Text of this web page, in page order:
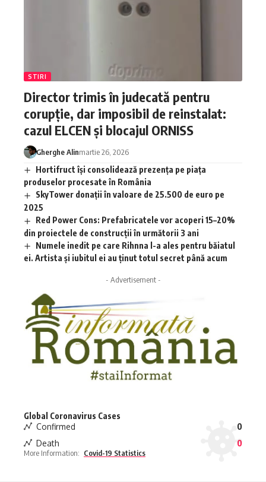
STIRI
Director trimis în judecată pentru
corupție, dar imposibil de reinstalat:
cazul ELCEN și blocajul ORNISS
Gherghe Alinmartie 26, 2026
Hortifruct își consolidează prezența pe piața
produselor procesate în România
SkyTower donații în valoare de 25.500 de euro pe
2025
Red Power Cons: Prefabricatele vor acoperi 15–20%
din proiectele de construcții în următorii 3 ani
Numele inedit pe care Rihnna l-a ales pentru băiatul
ei. Artista și iubitul ei au ținut totul secret până acum
- Advertisement -
Global Coronavirus Cases
Confirmed
0
Death
0
More Information: Covid-19 Statistics